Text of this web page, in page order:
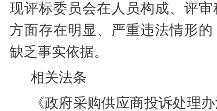
现评标委员会在人员构成、评
方面存在明显、严重违法情形
缺乏事实依据。
相关法条
《政府采购供应商投诉处理